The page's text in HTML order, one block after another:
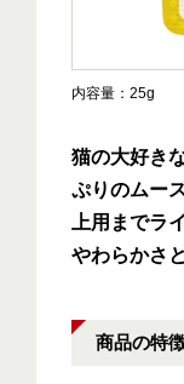
内容量 25g
猫の大好き
ぷりのムー
上用までラ
やわらかさ
商品の特